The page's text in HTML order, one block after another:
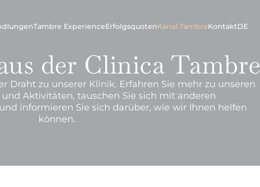
Tambre ExperienceErfolgsquotenKanal TambreKontaktDE
der Clinica Tambre
Draht zu unserer Klinik. Erfahren Sie mehr zu unseren
Aktivitäten, tauschen Sie sich mit anderen
informieren Sie sich darüber, wie wir Ihnen helfen
können.